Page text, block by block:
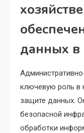
данных в
ключевую роль в
защите данных.
безопасной
обработки